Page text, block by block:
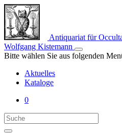
Antiquariat für
Wolfgang Kistemann
Bitte wählen Sie aus folgenden
Aktuelles
Kataloge
0